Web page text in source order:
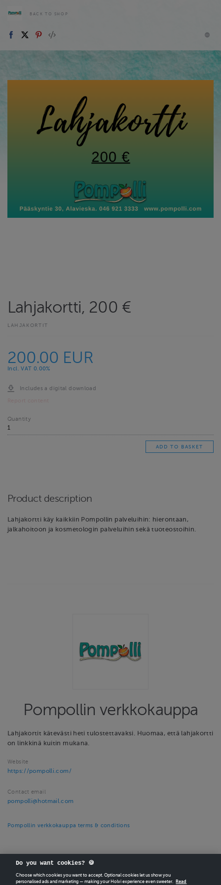
BACK TO SHOP
Lahjakortti, 200 €
LAHJAKORTIT
200.00 EUR
Incl. VAT 0.00%
Includes a digital download
Quantity
Product description
Lahjakortti käy kaikkiin Pompollin palveluihin: hierontaan,
jalkahoitoon ja kosmetologin palveluihin sekä tuoteostoihin.
Pompollin verkkokauppa
Lahjakortit kätevästi heti tulostettavaksi. Huomaa, että lahjakortti
on linkkinä kuitin mukana.
Website
https://pompolli.com/
Contact email
pompolli@hotmail.com
Pompollin verkkokauppa terms & conditions
Do you want cookies? 🍪
Choose which cookies you want to accept. Optional cookies let us show you
personalised ads and marketing — making your Holvi experience even sweeter.
Read